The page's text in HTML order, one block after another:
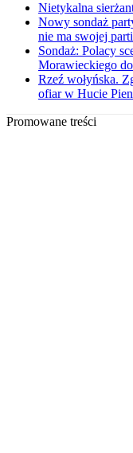
Nietykalna
Nowy sondaż
nie ma swojej
Sondaż: Polacy
Morawieckiego
Rzeź wołyńska.
ofiar w Hucie
Promowane treści